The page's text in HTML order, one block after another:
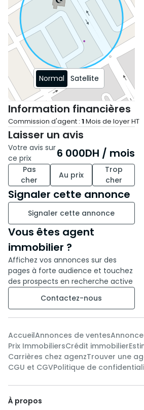
Contactez-nous dès
maintenant pour plus
d’informations ou pour
organiser une visite.
Normal Satellite
Information financières
Commission d'agent : 1Mois de loyer HT
Laisser un avis
Votre avis sur
ce prix
6 000DH / mois
Pas
cher
Au prix
Trop
cher
Signaler cette annonce
Signaler cette annonce
Vous êtes agent
immobilier ?
Affichez vos annonces sur des
pages à forte audience et touchez
des prospects en recherche active
Contactez-nous
AccueilAnnonces de ventes
Prix ImmobiliersCrédit immobilier
Carrières chez agenzTrouver une
CGU et CGVPolitique de
À propos